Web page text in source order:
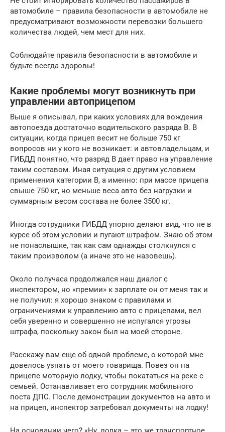
автомобиле – правила безопасности в автомобиле не
предусматривают возможности перевозки большего
количества людей, чем мест для них.
Соблюдайте правила безопасности в автомобиле и
будьте всегда здоровы!
Какие проблемы могут возникнуть при
управлении автоприцепом
Выше я описывал, при каких условиях для вождения
автопоезда достаточно водительского разряда В. В
ситуации, когда прицеп весит не больше 750 кг
вопросов ни у кого не возникает: и автовладельцам, и
ГИБДД понятно, что разряд В дает право на управление
таким составом. Иная ситуация с другим условием
применения категории В, а именно: при массе прицепа
свыше 750 кг, но меньше веса авто без нагрузки и
суммарным весом состава не более 3500 кг.
Иногда сотрудники ГИБДД упорно делают вид, что не в
курсе об этом условии и пугают штрафом. Знаю об этом
не понаслышке, так как сам однажды столкнулся с
таким произволом (а иначе это не назовешь).
Около получаса продолжался наш диалог с
инспектором, но «премии» к зарплате он от меня так и
не получил: я хорошо знаком с правилами и
ограничениями к управлению авто с прицепами, вел
себя уверенно и совершенно не испугался угрозы
штрафа, поскольку закон был на моей стороне.
Расскажу вам еще об одной проблеме, о которой мне
довелось узнать от моего товарища. Повез он на
прицепе моторную лодку, чтобы покататься на реке с
семьей. Останавливает его сотрудник мобильного
поста ДПС. После демонстрации документов на авто и
на прицеп, инспектор затребовал документы на лодку!